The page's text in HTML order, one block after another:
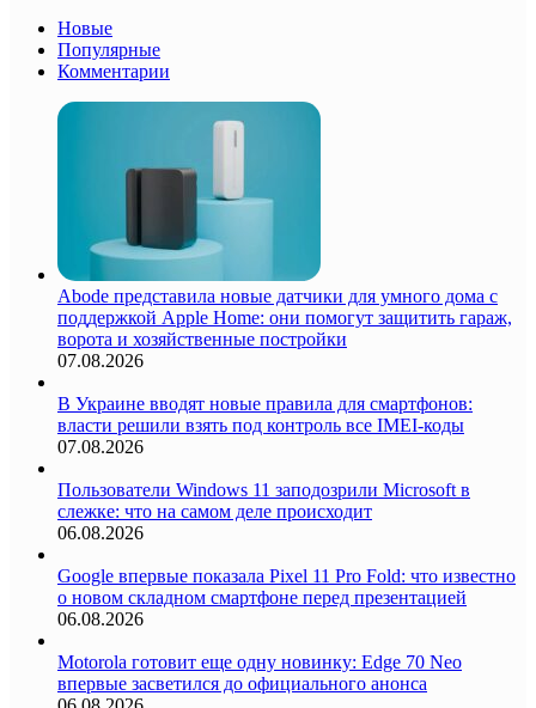
Новые
Популярные
Комментарии
Abode представила новые датчики для умного дома с
поддержкой Apple Home: они помогут защитить гараж,
ворота и хозяйственные постройки
07.08.2026
В Украине вводят новые правила для смартфонов:
власти решили взять под контроль все IMEI-коды
07.08.2026
Пользователи Windows 11 заподозрили Microsoft в
слежке: что на самом деле происходит
06.08.2026
Google впервые показала Pixel 11 Pro Fold: что известно
о новом складном смартфоне перед презентацией
06.08.2026
Motorola готовит еще одну новинку: Edge 70 Neo
впервые засветился до официального анонса